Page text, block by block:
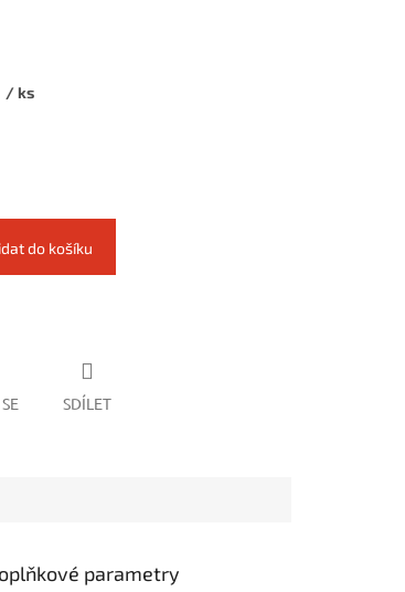
/ ks
do košíku
SDÍLET
parametry